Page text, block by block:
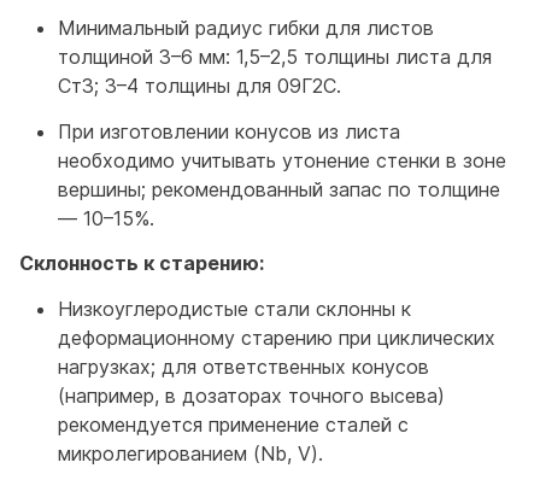
Минимальный радиус гибки для листов
толщиной 3–6 мм: 1,5–2,5 толщины листа для
Ст3; 3–4 толщины для 09Г2С.
При изготовлении конусов из листа
необходимо учитывать утонение стенки в зоне
вершины; рекомендованный запас по толщине
— 10–15%.
Склонность к старению:
Низкоуглеродистые стали склонны к
деформационному старению при циклических
нагрузках; для ответственных конусов
(например, в дозаторах точного высева)
рекомендуется применение сталей с
микролегированием (Nb, V).